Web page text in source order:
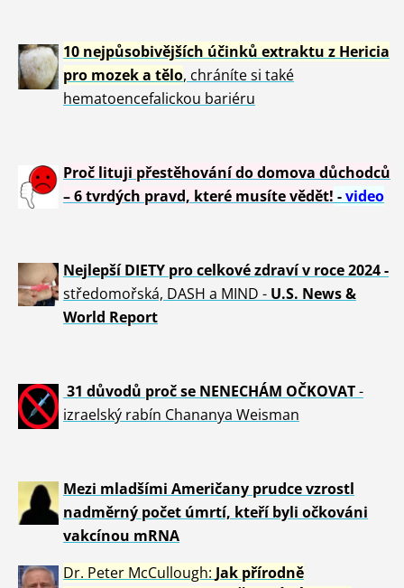
10 nejpůsobivějších účinků extraktu z Hericia
pro mozek a tělo, chráníte si také
hematoencefalickou bariéru
Proč lituji přestěhování do domova důchodců
– 6 tvrdých pravd, které musíte vědět! -video
Nejlepší DIETY pro celkové zdraví v roce 2024 -
středomořská, DASH a MIND - U.S. News &
World Report
31 důvodů proč se NENECHÁM OČKOVAT-
izraelský rabín Chananya Weisman
Mezi mladšími Američany prudce vzrostl
nadměrný počet úmrtí, kteří byli očkováni
vakcínou mRNA
Dr. Peter McCullough: Jak přírodně